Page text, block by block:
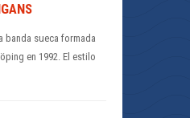
banda sueca formada
en 1992. El estilo